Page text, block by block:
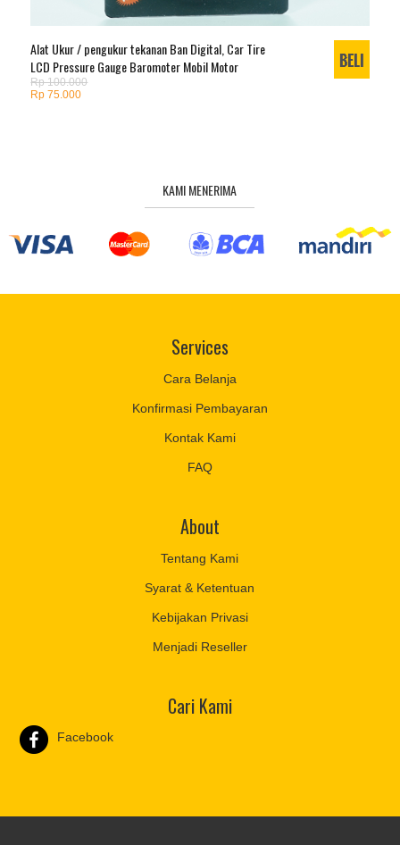
Alat Ukur / pengukur tekanan Ban Digital, Car Tire
LCD Pressure Gauge Baromoter Mobil Motor
Rp 100.000
Rp 75.000
KAMI MENERIMA
Services
Cara Belanja
Konfirmasi Pembayaran
Kontak Kami
FAQ
About
Tentang Kami
Syarat & Ketentuan
Kebijakan Privasi
Menjadi Reseller
Cari Kami
Facebook